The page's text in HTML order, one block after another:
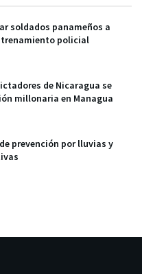
soldados panameños a
policial
de Nicaragua se
millonaria en Managua
prevención por lluvias y